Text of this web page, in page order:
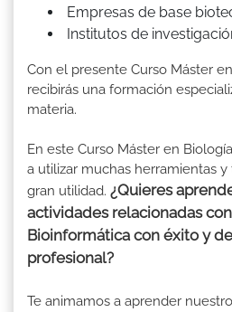
Empresas de base
Institutos de
Con el presente Curso Máster
recibirás una formación
materia.
En este Curso Máster en
a utilizar muchas herramientas
gran utilidad. ¿Quieres
actividades relacionadas
Bioinformática con éxito y
profesional?
Te animamos a aprender nuestro